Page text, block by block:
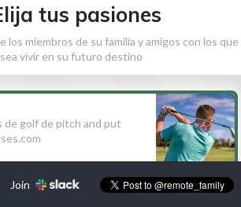
tus pasiones
los miembros de su familia y amigos con los que
vivir en su futuro destino
de golf de pitch and put
Join